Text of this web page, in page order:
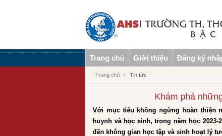
Trang chủ Giới thiệu Đăng ký
Trang chủ Tin tức
Khám phá
Với mục tiêu không ngừng hoàn thiện
huynh và học sinh, trong năm học
đến không gian học tập và sinh hoạt lý